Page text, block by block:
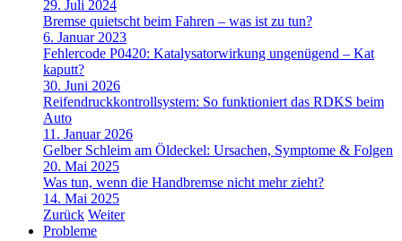
29. Juli 2024
Bremse quietscht beim Fahren – was ist zu tun?
6. Januar 2023
Fehlercode P0420: Katalysatorwirkung ungenügend – Kat
kaputt?
30. Juni 2026
Reifendruckkontrollsystem: So funktioniert das RDKS beim
Auto
11. Januar 2026
Gelber Schleim am Öldeckel: Ursachen, Symptome & Folgen
20. Mai 2025
Was tun, wenn die Handbremse nicht mehr zieht?
14. Mai 2025
Zurück Weiter
Probleme